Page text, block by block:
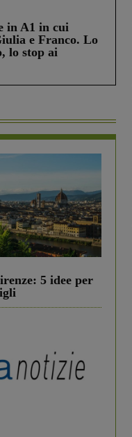
in A1 in cui
e Franco. Lo
lo stop ai
5 idee per